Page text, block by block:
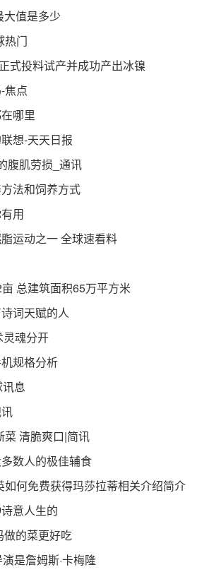
值是多少
热门
式投料试产并成功产出冰镍
焦点
哪里
想-天天日报
腹肌劳损_通讯
法和饲养方式
用
运动之一 全球速看料
总建筑面积65万平方米
词天赋的人
魂分开
规格分析
息
清脆爽口|简讯
数人的极佳辅食
如何免费获得玛莎拉蒂相关介绍简介
意人生的
做的菜更好吃
是詹姆斯·卡梅隆